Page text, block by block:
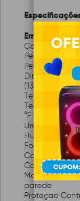
Em Geral
Concha:
Peso Líquido:
Peso Bruto:
Dimensões (L
(13,19'' × 1,75'' ×
Temperatura
Temperatura
°F a 185 °F)
Umidade
Humidade
Fonte De
Consumo
Consumo De
Modo De
parede
Proteção